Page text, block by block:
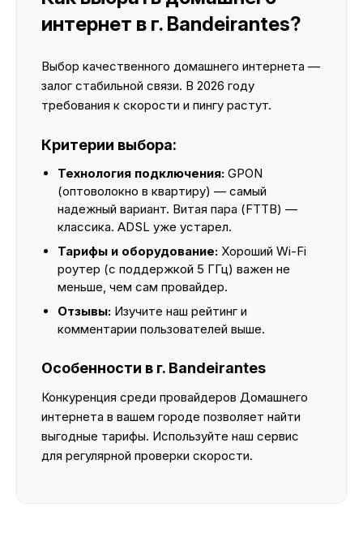
интернет в г. Bandeirantes?
Выбор качественного домашнего интернета —
залог стабильной связи. В 2026 году
требования к скорости и пингу растут.
Критерии выбора:
Технология подключения: GPON
(оптоволокно в квартиру) — самый
надежный вариант. Витая пара (FTTB) —
классика. ADSL уже устарел.
Тарифы и оборудование: Хороший Wi-Fi
роутер (с поддержкой 5 ГГц) важен не
меньше, чем сам провайдер.
Отзывы: Изучите наш рейтинг и
комментарии пользователей выше.
Особенности в г. Bandeirantes
Конкуренция среди провайдеров Домашнего
интернета в вашем городе позволяет найти
выгодные тарифы. Используйте наш сервис
для регулярной проверки скорости.